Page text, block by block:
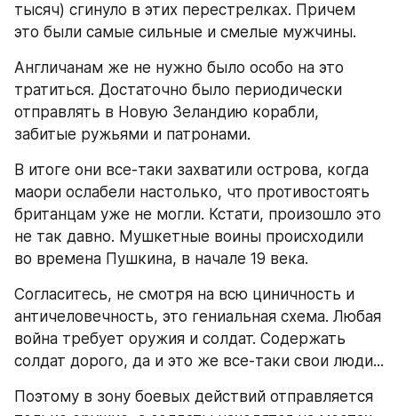
тысяч) сгинуло в этих перестрелках. Причем
это были самые сильные и смелые мужчины.
Англичанам же не нужно было особо на это
тратиться. Достаточно было периодически
отправлять в Новую Зеландию корабли,
забитые ружьями и патронами.
В итоге они все-таки захватили острова, когда
маори ослабели настолько, что противостоять
британцам уже не могли. Кстати, произошло это
не так давно. Мушкетные воины происходили
во времена Пушкина, в начале 19 века.
Согласитесь, не смотря на всю циничность и
античеловечность, это гениальная схема. Любая
война требует оружия и солдат. Содержать
солдат дорого, да и это же все-таки свои люди...
Поэтому в зону боевых действий отправляется